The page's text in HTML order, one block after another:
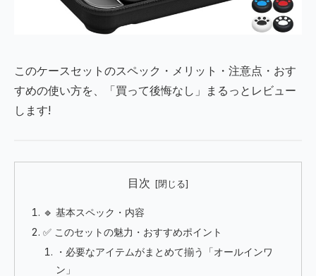
このケースセットのスペック・メリット・注意点・おす
すめの使い方を、「買って後悔なし」まるっとレビュー
します!
目次
🔹 基本スペック・内容
✅ このセットの魅力・おすすめポイント
・必要なアイテムがまとめて揃う「オールインワ
ン」